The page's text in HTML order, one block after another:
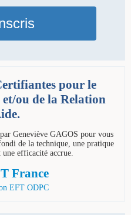
pour le
ou de la Relation
Geneviève GAGOS pour vous
de la technique, une pratique
efficacité accrue.
France